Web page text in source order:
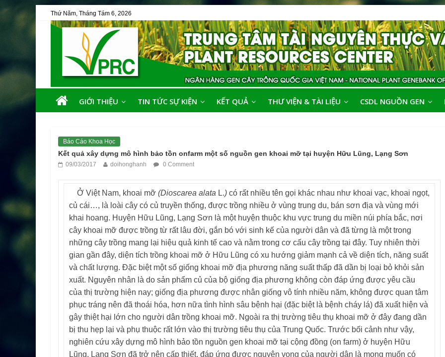
Thứ Năm, Tháng Tám 6, 2026
GIỚI THIỆU TIN TỨC SỰ KIỆN KẾT QUẢ THƯ VIỆN & TÀI LIỆU CSDL NGUỒN GEN
Báo Cáo Khoa Học
Kết quả xây dựng mô hình bảo tồn onfarm một số nguồn gen khoai mỡ tại huyện Hữu Lũng, Lạng Sơn
09/03/2017 doihonghanh 0 Comment
Ở Việt Nam, khoai mỡ (Dioscarea alata L.) có rất nhiều tên gọi khác nhau như khoai vạc, khoai ngọt,
củ cái…, là loài cây có củ truyền thống, được trồng nhiều ở vùng trung du, bán sơn địa và vùng mới
khai hoang. Huyện Hữu Lũng, Lạng Sơn là một huyện thuộc khu vực trung du miền núi phía bắc, nơi
cây khoai mỡ được trồng từ rất lâu đời, gắn bó với sinh kế của người dân và đã từng là một trong
những cây trồng mang lại hiệu quả kinh tế cao và nằm trong cơ cấu cây trồng tại đây. Tuy nhiên thời
gian gần đây, diện tích trồng khoai mỡ ở Hữu Lũng có xu hướng giảm mạnh cả về diện tích, năng suất
và chất lượng. Đặc biệt một số giống khoai mỡ địa phương năng suất thấp đã dần bị loại bỏ khỏi sản
xuất. Nguyên nhân là do sản phẩm củ của bộ giống địa phương không còn đáp ứng được yêu cầu
của thị trường hiện nay; giống địa phương được nhân giống vô tính nhiều năm, không được quan tâm
phục tráng nên đã thoái hóa, hơn nữa tình hình sâu bệnh hại (đặc biệt là bệnh cháy lá) đã xuất hiện và
gây thiệt hại lớn cho người dân trồng khoai mỡ. Ngoài ra thị trường tiêu thụ khoai mỡ ở đây đang dần
bị thu hẹp lại và phụ thuộc rất lớn vào thị trường tiêu thụ của Trung Quốc. Trước bối cảnh như vậy,
nghiên cứu xây dựng mô hình bảo tồn nguồn gen khoai mỡ tại cộng đồng (on farm) ở huyện Hữu
Lũng, Lạng Sơn đã trở nên cấp thiết, đáp ứng được nguyện vọng của người dân là mong muốn có